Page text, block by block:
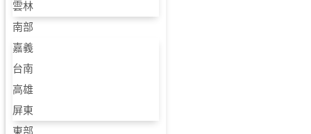
雲林
南部
嘉義
台南
高雄
屏東
東部
台中
彰化
雲林
南部